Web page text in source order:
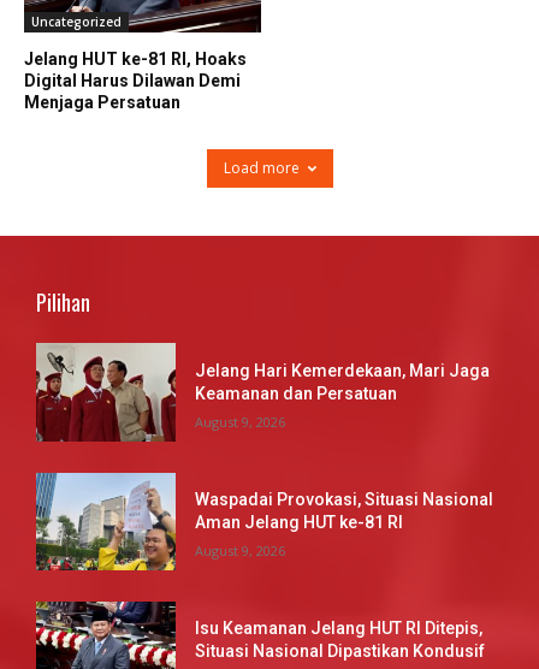
Uncategorized
Jelang HUT ke-81 RI, Hoaks
Digital Harus Dilawan Demi
Menjaga Persatuan
Load more
Pilihan
Jelang Hari Kemerdekaan, Mari Jaga
Keamanan dan Persatuan
August 9, 2026
Waspadai Provokasi, Situasi Nasional
Aman Jelang HUT ke-81 RI
August 9, 2026
Isu Keamanan Jelang HUT RI Ditepis,
Situasi Nasional Dipastikan Kondusif